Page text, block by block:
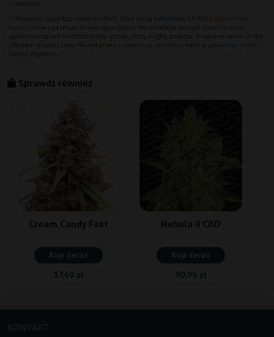
Sprawdź również
Cream Candy Fast
Kup teraz
17,60 zł
Nebula II CBD
Kup teraz
90,95 zł
KONTAKT